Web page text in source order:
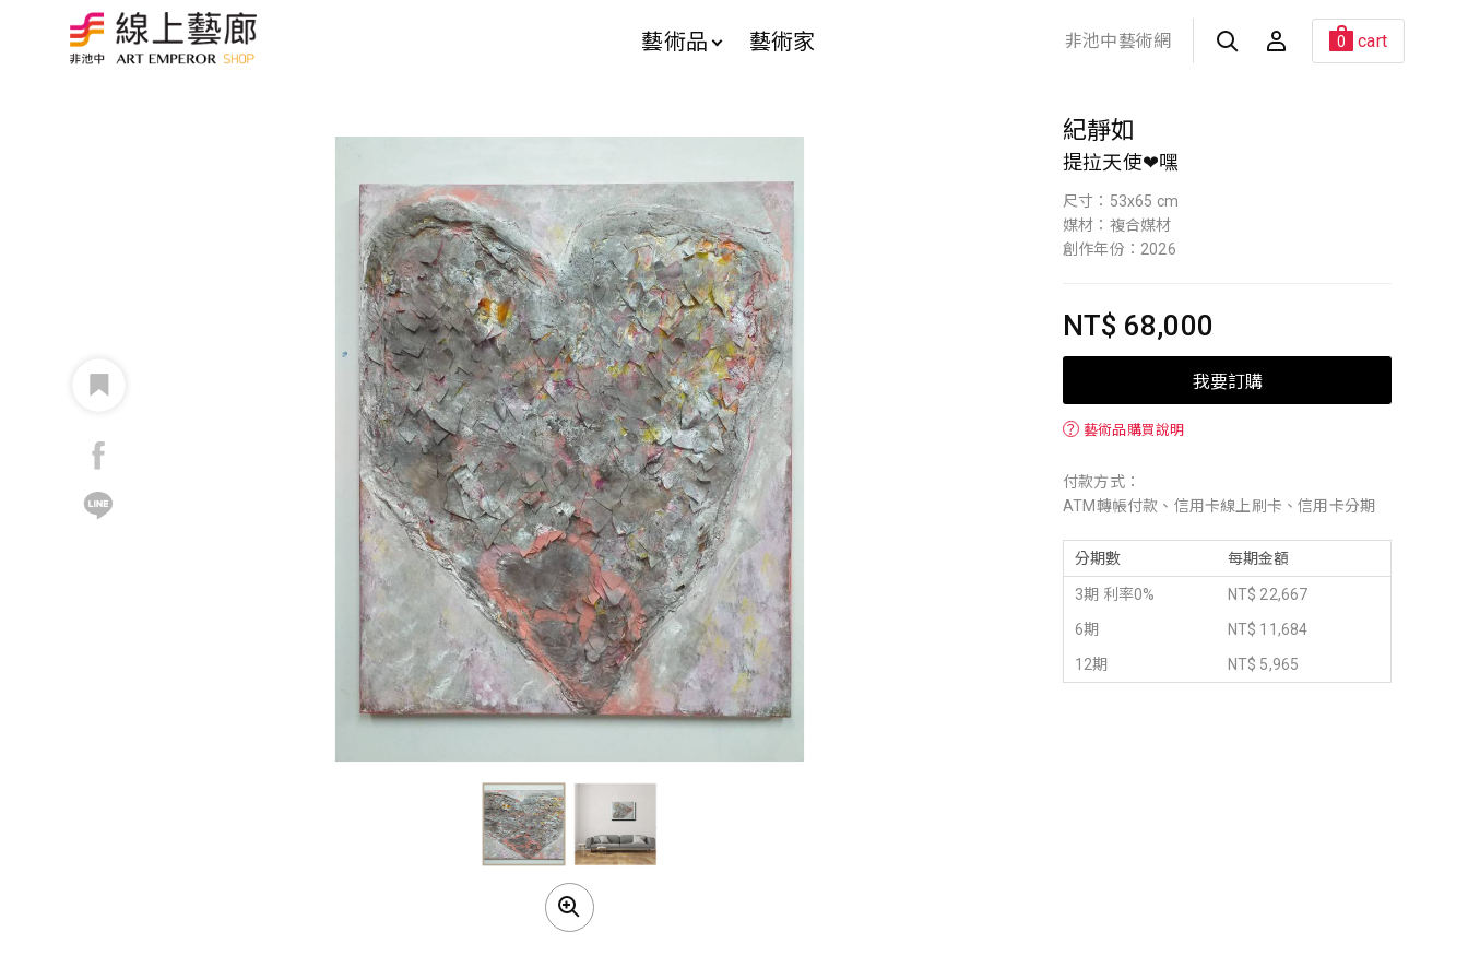
藝術品 藝術家 非池中藝術網 0 cart
紀靜如
提拉天使❤嘿
尺寸：53x65 cm
媒材：複合媒材
創作年份：2026
NT$ 68,000
我要訂購
？ 藝術品購買說明
付款方式：
ATM轉帳付款、信用卡線上刷卡、信用卡分期
分期數 每期金額
3期 利率0%
NT$ 22,667
6期
NT$ 11,684
12期
NT$ 5,965